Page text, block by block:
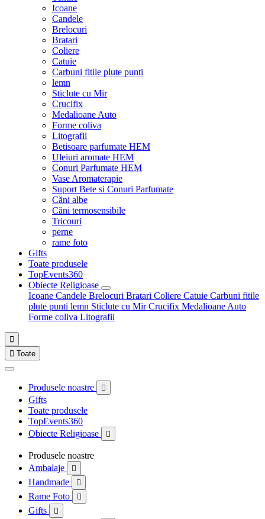
Icoane
Candele
Brelocuri
Bratari
Coliere
Catuie
Carbuni fitile plute punti
lemn
Sticlute cu Mir
Crucifix
Medalioane Auto
Forme coliva
Litografii
Betisoare parfumate HEM
Uleiuri aromate HEM
Conuri Parfumate HEM
Vase Aromaterapie
Suport Bete si Conuri Parfumate
Căni albe
Căni termosensibile
Tricouri
perne
rame foto
Gifts
Toate produsele
TopEvents360
Obiecte Religioase
Icoane Candele Brelocuri Bratari Coliere Catuie Carbuni fitile
plute punti lemn Sticlute cu MirCrucifix Medalioane Auto
Forme coliva Litografii

 Toate
Produsele noastre 
Gifts
Toate produsele
TopEvents360
Obiecte Religioase

Produsele noastre
Ambalaje

Handmade 
Rame Foto 
Gifts 